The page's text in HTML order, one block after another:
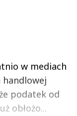
w mediach
handlowej
podatek od
obłożo...